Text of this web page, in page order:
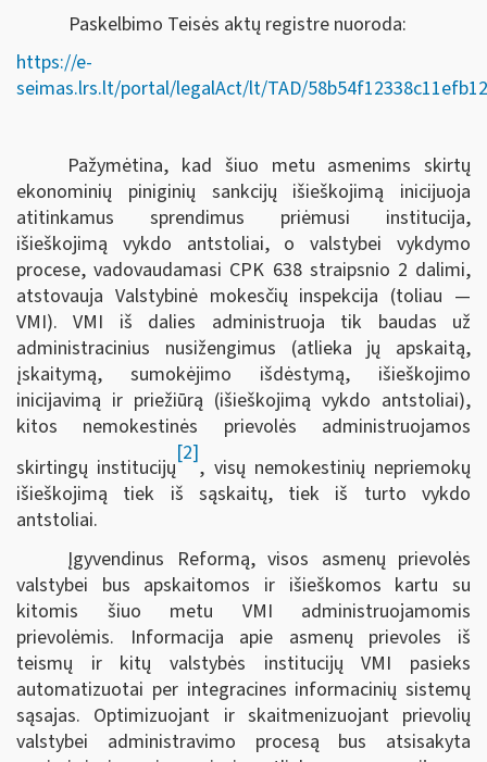
Paskelbimo Teisės aktų registre nuoroda:
https://e-
seimas.lrs.lt/portal/legalAct/lt/TAD/
Pažymėtina, kad šiuo metu asmenims skirtų
ekonominių piniginių sankcijų išieškojimą inicijuoja
atitinkamus sprendimus priėmusi institucija,
išieškojimą vykdo antstoliai, o valstybei vykdymo
procese, vadovaudamasi CPK 638 straipsnio 2 dalimi,
atstovauja Valstybinė mokesčių inspekcija (toliau —
VMI). VMI iš dalies administruoja tik baudas už
administracinius nusižengimus (atlieka jų apskaitą,
įskaitymą, sumokėjimo išdėstymą, išieškojimo
inicijavimą ir priežiūrą (išieškojimą vykdo antstoliai),
kitos nemokestinės prievolės administruojamos
skirtingų institucijų
[2]
, visų nemokestinių nepriemokų
išieškojimą tiek iš sąskaitų, tiek iš turto vykdo
antstoliai.
Įgyvendinus Reformą, visos asmenų prievolės
valstybei bus apskaitomos ir išieškomos kartu su
kitomis šiuo metu VMI administruojamomis
prievolėmis. Informacija apie asmenų prievoles iš
teismų ir kitų valstybės institucijų VMI pasieks
automatizuotai per integracines informacinių sistemų
sąsajas. Optimizuojant ir skaitmenizuojant prievolių
valstybei administravimo procesą bus atsisakyta